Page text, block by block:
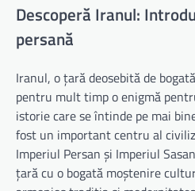
Descoperă Iranul:
persană
Iranul, o țară deosebită de
pentru mult timp o enigmă
istorie care se întinde pe mai
fost un important centru al
Imperiul Persan și Imperiul
țară cu o bogată moștenire